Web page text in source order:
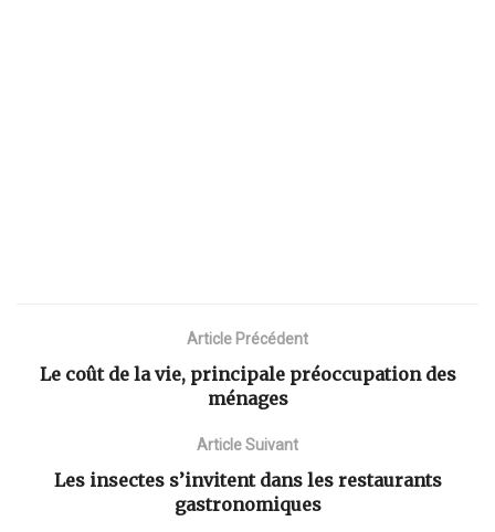
Article Précédent
Le coût de la vie, principale préoccupation des
ménages
Article Suivant
Les insectes s’invitent dans les restaurants
gastronomiques